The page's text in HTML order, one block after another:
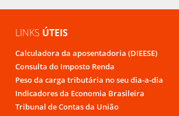
LINKS ÚTEIS
Calculadora da aposentadoria (DIEESE)
Consulta do Imposto Renda
Peso da carga tributária no seu dia-a-dia
Indicadores da Economia Brasileira
Tribunal de Contas da União